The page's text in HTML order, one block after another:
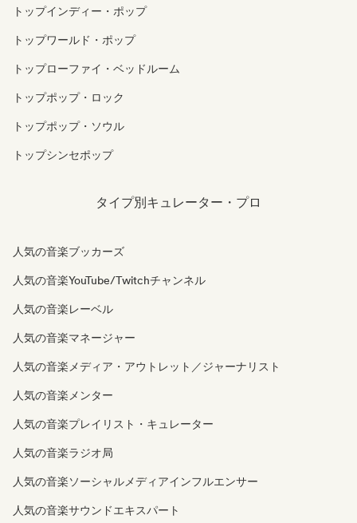
トップインディー・ポップ
トップワールド・ポップ
トップローファイ・ベッドルーム
トップポップ・ロック
トップポップ・ソウル
トップシンセポップ
タイプ別キュレーター・プロ
人気の音楽ブッカーズ
人気の音楽YouTube/Twitchチャンネル
人気の音楽レーベル
人気の音楽マネージャー
人気の音楽メディア・アウトレット／ジャーナリスト
人気の音楽メンター
人気の音楽プレイリスト・キュレーター
人気の音楽ラジオ局
人気の音楽ソーシャルメディアインフルエンサー
人気の音楽サウンドエキスパート